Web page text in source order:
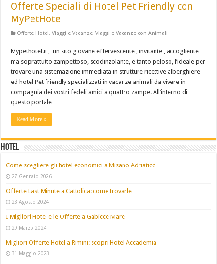
Offerte Speciali di Hotel Pet Friendly con
MyPetHotel
Offerte Hotel,Viaggi e Vacanze,Viaggi e Vacanze con Animali
Mypethotel.it , un sito giovane effervescente , invitante , accogliente
ma soprattutto zampettoso, scodinzolante, e tanto peloso, l’ideale per
trovare una sistemazione immediata in strutture ricettive alberghiere
ed hotel Pet friendly specializzati in vacanze animali da vivere in
compagnia dei vostri fedeli amici a quattro zampe. All’interno di
questo portale …
Read More »
Hotel
Come scegliere gli hotel economici a Misano Adriatico
27 Gennaio 2026
Offerte Last Minute a Cattolica: come trovarle
28 Agosto 2024
I Migliori Hotel e le Offerte a Gabicce Mare
29 Marzo 2024
Migliori Offerte Hotel a Rimini: scopri Hotel Accademia
31 Maggio 2023